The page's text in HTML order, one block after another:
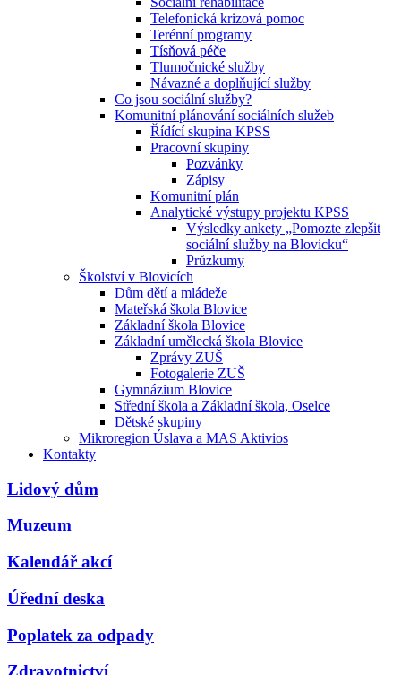
Telefonická krizová pomoc
Terénní programy
Tísňová péče
Tlumočnické služby
Návazné a doplňující služby
Co jsou sociální služby?
Komunitní plánování sociálních služeb
Řídící skupina KPSS
Pracovní skupiny
Pozvánky
Zápisy
Komunitní plán
Analytické výstupy projektu KPSS
Výsledky ankety „Pomozte zlepšit
sociální služby na Blovicku“
Průzkumy
Školství v Blovicích
Dům dětí a mládeže
Mateřská škola Blovice
Základní škola Blovice
Základní umělecká škola Blovice
Zprávy ZUŠ
Fotogalerie ZUŠ
Gymnázium Blovice
Střední škola a Základní škola, Oselce
Dětské skupiny
Mikroregion Úslava a MAS Aktivios
Kontakty
Lidový dům
Muzeum
Kalendář akcí
Úřední deska
Poplatek za odpady